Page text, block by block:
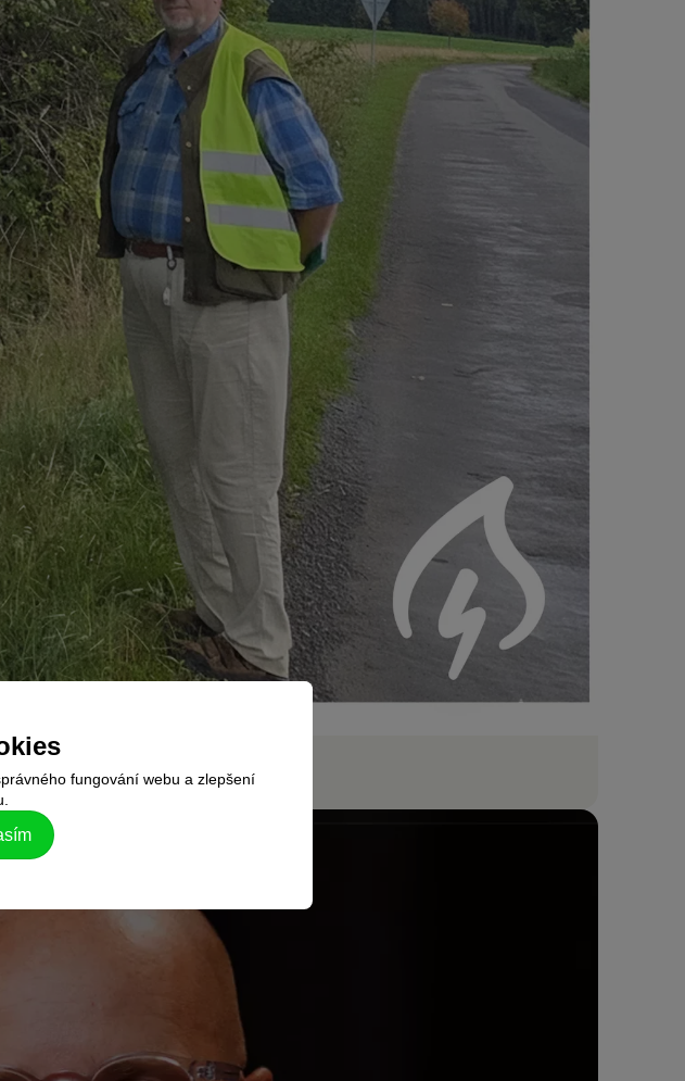
fungování webu a zlepšení